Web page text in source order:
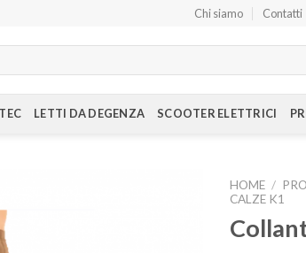
Chi siamo Contatti
LETTI DA DEGENZA SCOOTER ELETTRICI
HOME /
CALZE K1